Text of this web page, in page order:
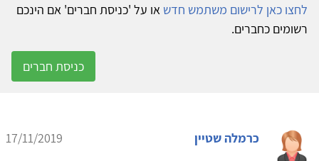
לחצו כאן לרישום משתמש חדש או על 'כניסת חברים' אם הינכם
רשומים כחברים.
כניסת חברים
כרמלה שטיין
17/11/2019